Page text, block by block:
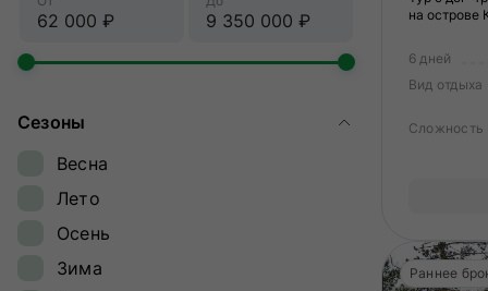
Сезоны
Весна
Лето
Осень
Зима
на острове
6 дней
Вид отдыха
Сложность
Раннее